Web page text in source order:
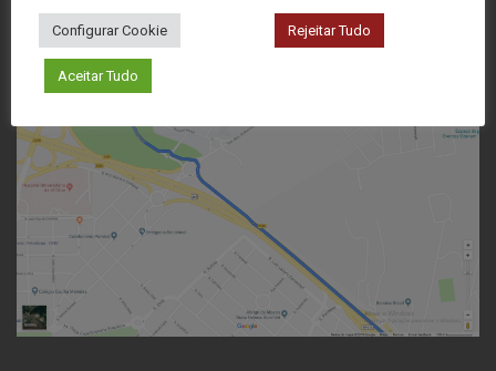
Configurar Cookie Rejeitar Tudo
Aceitar Tudo